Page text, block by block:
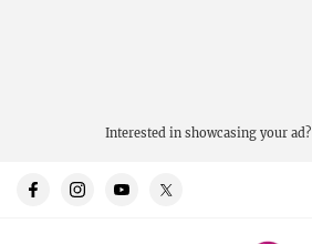
Interested in showcasing your ad?